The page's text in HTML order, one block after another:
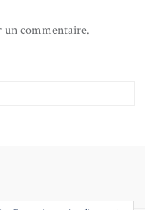
commentaire.